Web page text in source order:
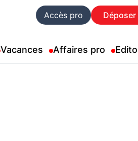
Accès pro Déposer
Vacances Affaires pro Edito